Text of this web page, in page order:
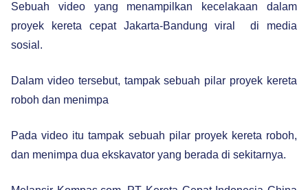
Sebuah video yang menampilkan kecelakaan dalam
proyek kereta cepat Jakarta-Bandung viral di media
sosial.
Dalam video tersebut, tampak sebuah pilar proyek kereta
roboh dan menimpa
Pada video itu tampak sebuah pilar proyek kereta roboh,
dan menimpa dua ekskavator yang berada di sekitarnya.